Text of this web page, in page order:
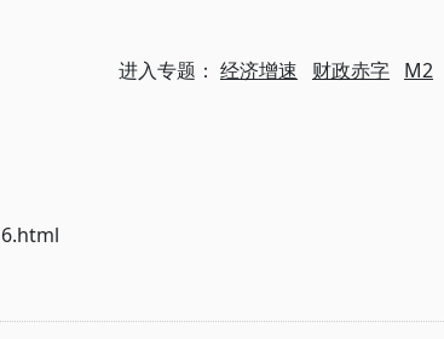
进入专题： 经济增速 财政赤字 M2